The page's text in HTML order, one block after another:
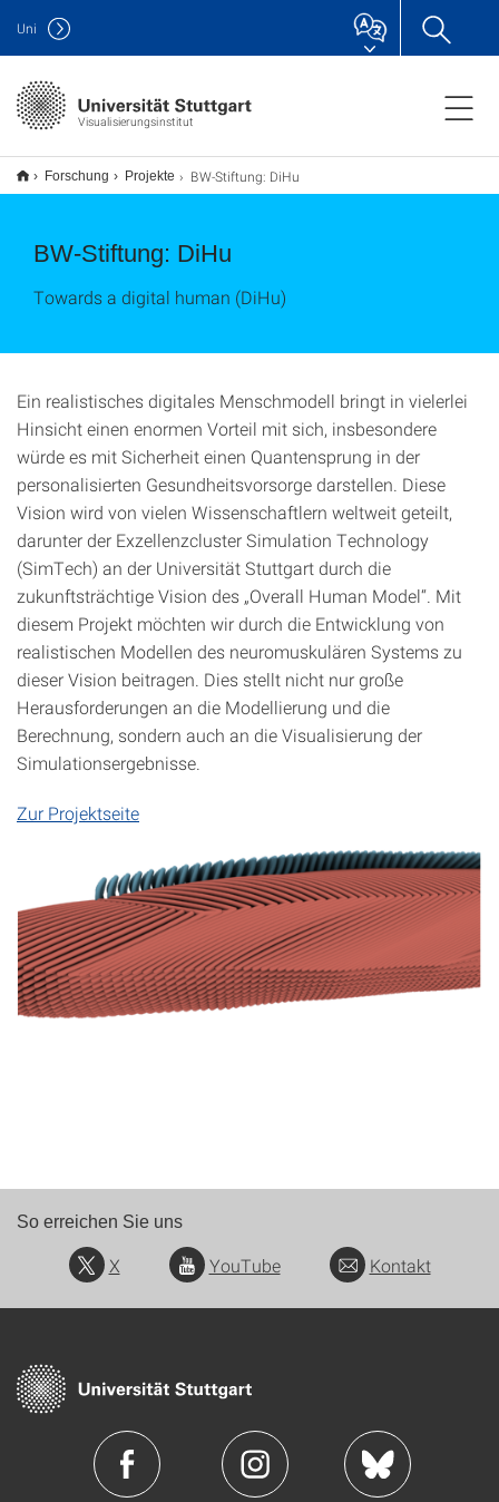
Visualisierungsinstitut
Uni
Forschung Projekte BW-Stiftung: DiHu
BW-Stiftung: DiHu
Towards a digital human (DiHu)
Ein realistisches digitales Menschmodell bringt in vielerlei
Hinsicht einen enormen Vorteil mit sich, insbesondere
würde es mit Sicherheit einen Quantensprung in der
personalisierten Gesundheitsvorsorge darstellen. Diese
Vision wird von vielen Wissenschaftlern weltweit geteilt,
darunter der Exzellenzcluster Simulation Technology
(SimTech) an der Universität Stuttgart durch die
zukunftsträchtige Vision des „Overall Human Model“. Mit
diesem Projekt möchten wir durch die Entwicklung von
realistischen Modellen des neuromuskulären Systems zu
dieser Vision beitragen. Dies stellt nicht nur große
Herausforderungen an die Modellierung und die
Berechnung, sondern auch an die Visualisierung der
Simulationsergebnisse.
Zur Projektseite
So erreichen Sie uns
X YouTube Kontakt